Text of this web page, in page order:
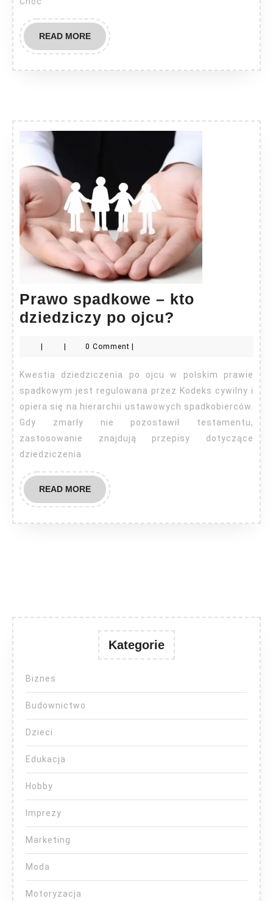
READ MOREREAD
MORE
Prawo spadkowe – kto
dziedziczy po ojcu?
kto
dziedziczy
po
ojcu?
0 Comment
Kwestia dziedziczenia po ojcu w polskim prawie
spadkowym jest regulowana przez Kodeks cywilny i
opiera się na hierarchii ustawowych spadkobierców.
Gdy zmarły nie pozostawił testamentu,
zastosowanie znajdują przepisy dotyczące
dziedziczenia
READ MOREREAD
MORE
Kategorie
Biznes
Budownictwo
Dzieci
Edukacja
Hobby
Imprezy
Marketing
Moda
Motoryzacja